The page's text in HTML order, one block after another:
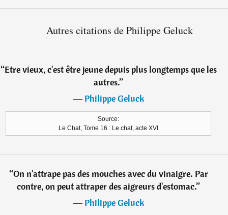
Autres citations de Philippe Geluck
“Etre vieux, c'est être jeune depuis plus longtemps que les
autres.”
―Philippe Geluck
Source:
Le Chat, Tome 16 : Le chat, acte XVI
“On n'attrape pas des mouches avec du vinaigre. Par
contre, on peut attraper des aigreurs d'estomac.”
―Philippe Geluck